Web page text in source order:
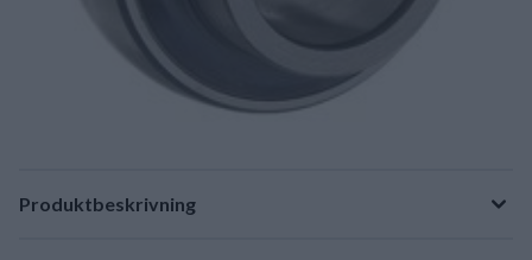
Produktbeskrivning